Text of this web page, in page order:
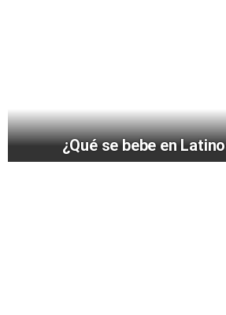
¿Qué se bebe en